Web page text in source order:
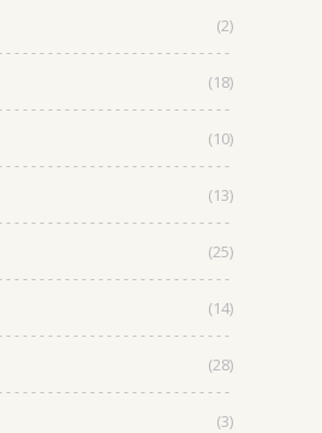
(2)
(18)
(10)
(13)
(25)
(14)
(28)
(3)